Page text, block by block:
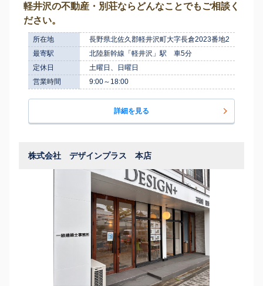
軽井沢の不動産・別荘ならどんなことでもご相談く
ださい。
所在地
長野県北佐久郡軽井沢町大字長倉2023番地2
最寄駅
北陸新幹線「軽井沢」駅 車5分
定休日
土曜日、日曜日
営業時間
9:00～18:00
詳細を見る
株式会社 デザインプラス 本店